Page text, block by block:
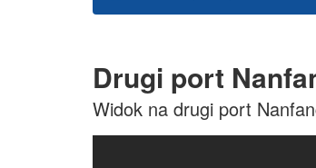
Drugi port
Widok na drugi port